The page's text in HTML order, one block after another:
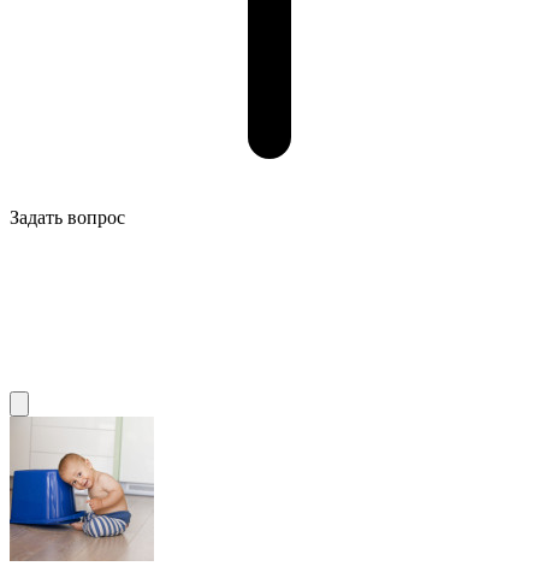
Задать вопрос